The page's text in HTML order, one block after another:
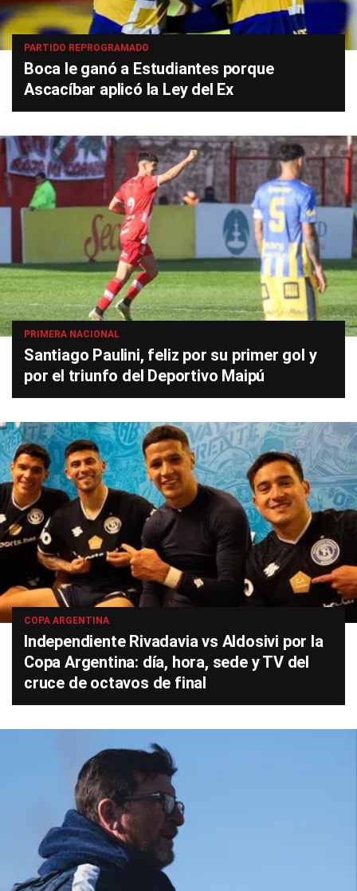
PARTIDO REPROGRAMADO
Boca le ganó a Estudiantes porque
Ascacíbar aplicó la Ley del Ex
PRIMERA NACIONAL
Santiago Paulini, feliz por su primer gol y
por el triunfo del Deportivo Maipú
COPA ARGENTINA
Independiente Rivadavia vs Aldosivi por la
Copa Argentina: día, hora, sede y TV del
cruce de octavos de final